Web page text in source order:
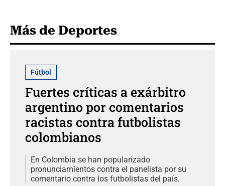
Más de Deportes
Fútbol
Fuertes críticas a exárbitro
argentino por comentarios
racistas contra futbolistas
colombianos
En Colombia se han popularizado
pronunciamientos contra el panelista por su
comentario contra los futbolistas del país.